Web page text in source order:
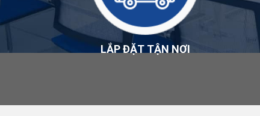
kiện được công bố tạiChính sách đổi trả và hoàn tiền
LẮP ĐẶT TẬN NƠI